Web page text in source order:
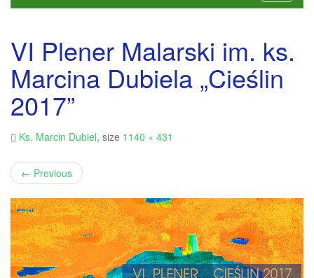
VI Plener Malarski im. ks.
Marcina Dubiela „Cieślin
2017”
Ks. Marcin Dubiel, size 1140 × 431
← Previous